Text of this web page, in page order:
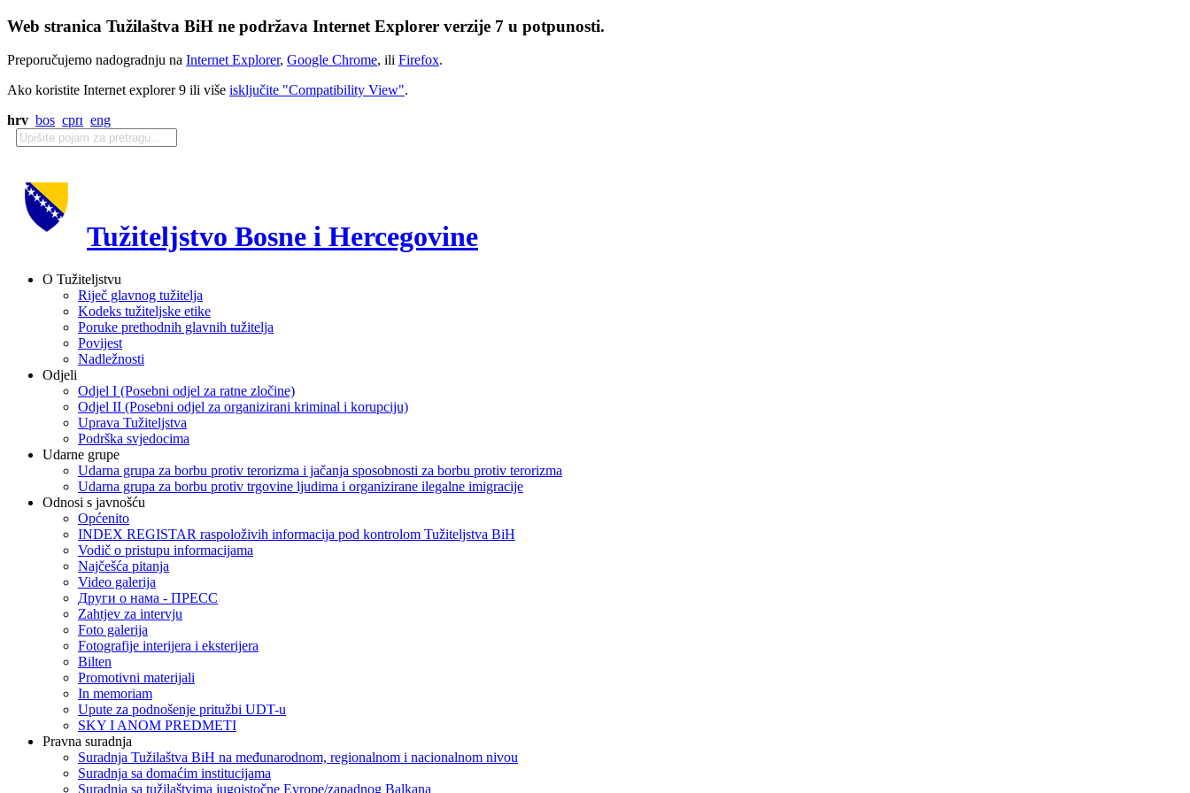
Web stranica Tužilaštva BiH ne podržava Internet Explorer verzije 7 u potpunosti.
Preporučujemo nadogradnju na Internet Explorer, Google Chrome, ili Firefox.
Ako koristite Internet explorer 9 ili više isključite "Compatibility View".
hrv bos срп eng
Tužiteljstvo Bosne i Hercegovine
O Tužiteljstvu
Riječ glavnog tužitelja
Kodeks tužiteljske etike
Poruke prethodnih glavnih tužitelja
Povijest
Nadležnosti
Odjeli
Odjel I (Posebni odjel za ratne zločine)
Odjel II (Posebni odjel za organizirani kriminal i korupciju)
Uprava Tužiteljstva
Podrška svjedocima
Udarne grupe
Udarna grupa za borbu protiv terorizma i jačanja sposobnosti za borbu protiv terorizma
Udarna grupa za borbu protiv trgovine ljudima i organizirane ilegalne imigracije
Odnosi s javnošću
Općenito
INDEX REGISTAR raspoloživih informacija pod kontrolom Tužiteljstva BiH
Vodič o pristupu informacijama
Najčešća pitanja
Video galerija
Други о нама - ПРЕСC
Zahtjev za intervju
Foto galerija
Fotografije interijera i eksterijera
Bilten
Promotivni materijali
In memoriam
Upute za podnošenje pritužbi UDT-u
SKY I ANOM PREDMETI
Pravna suradnja
Suradnja Tužilaštva BiH na međunarodnom, regionalnom i nacionalnom nivou
Suradnja sa domaćim institucijama
Suradnja sa tužilaštvima jugoistočne Evrope/zapadnog Balkana